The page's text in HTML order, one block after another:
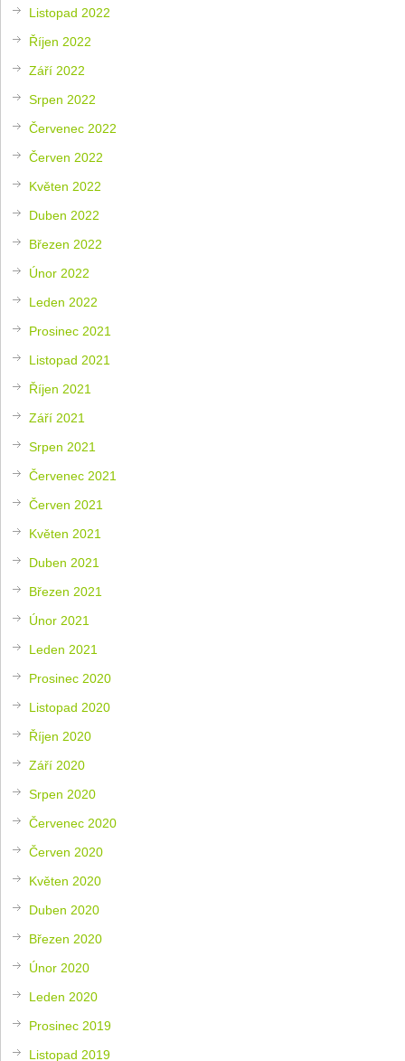
Listopad 2022
Říjen 2022
Září 2022
Srpen 2022
Červenec 2022
Červen 2022
Květen 2022
Duben 2022
Březen 2022
Únor 2022
Leden 2022
Prosinec 2021
Listopad 2021
Říjen 2021
Září 2021
Srpen 2021
Červenec 2021
Červen 2021
Květen 2021
Duben 2021
Březen 2021
Únor 2021
Leden 2021
Prosinec 2020
Listopad 2020
Říjen 2020
Září 2020
Srpen 2020
Červenec 2020
Červen 2020
Květen 2020
Duben 2020
Březen 2020
Únor 2020
Leden 2020
Prosinec 2019
Listopad 2019